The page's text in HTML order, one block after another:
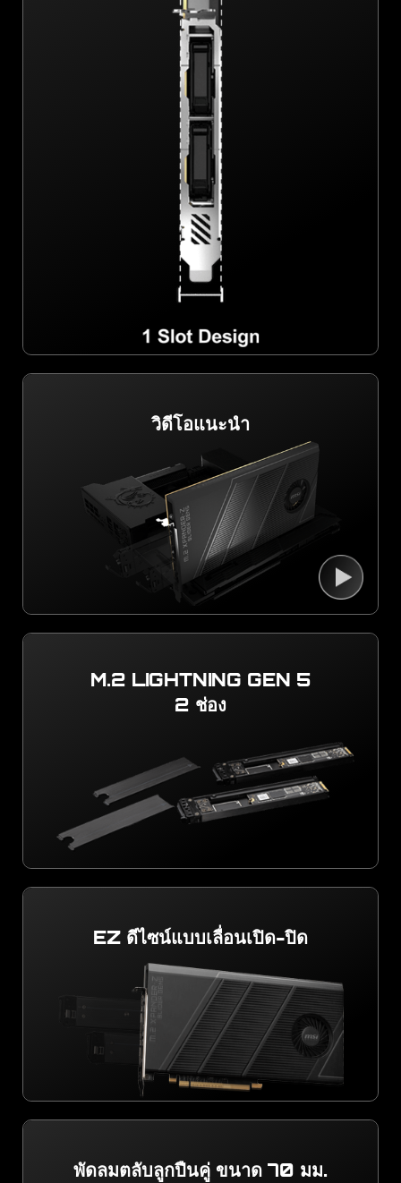
วิดีโอแนะนำ
M.2 LIGHTNING GEN 5
2 ช่อง
EZ ดีไซน์แบบเลื่อนเปิด-ปิด
พัดลมตลับลูกปืนคู่ ขนาด 70 มม.